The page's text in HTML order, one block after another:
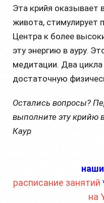
Эта крийя оказывает
живота, стимулирует
Центра к более
эту энергию в ауру.
медитации. Два
достаточную
Остались вопросы?
выполните эту крийю
Каур
расписание занятий
на